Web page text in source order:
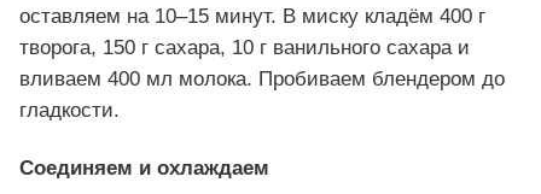
оставляем на 10–15 минут. В миску кладём 400 г
творога, 150 г сахара, 10 г ванильного сахара и
вливаем 400 мл молока. Пробиваем блендером до
гладкости.
Соединяем и охлаждаем